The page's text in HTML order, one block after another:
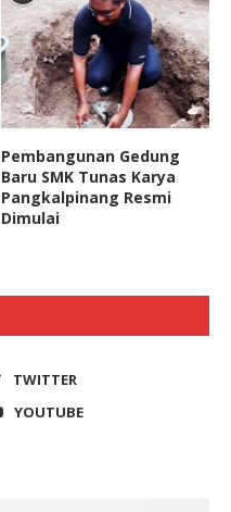
Pembangunan Gedung
Baru SMK Tunas Karya
Pangkalpinang Resmi
Dimulai
TWITTER
YOUTUBE